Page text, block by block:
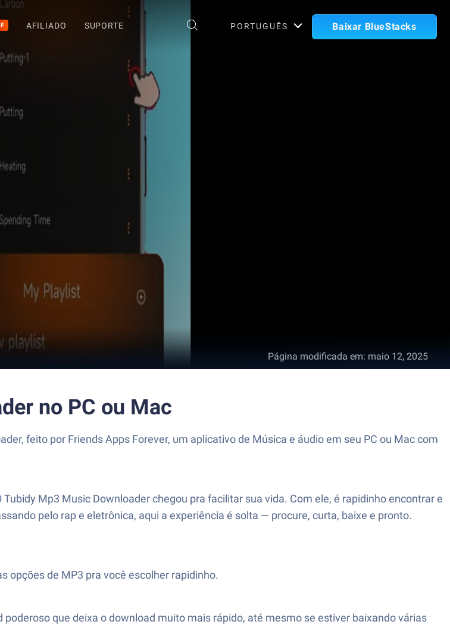
AFILIADO SUPORTE PORTUGUÊS Baixar BlueStacks
Página modificada em: maio 12, 2025
no PC ou Mac
feito por Friends Apps Forever, um aplicativo de Música e áudio em seu PC ou Mac com
Mp3 Music Downloader chegou pra facilitar sua vida. Com ele, é rapidinho encontrar e
pelo rap e eletrônica, aqui a experiência é solta — procure, curta, baixe e pronto.
opções de MP3 pra você escolher rapidinho.
que deixa o download muito mais rápido, até mesmo se estiver baixando várias